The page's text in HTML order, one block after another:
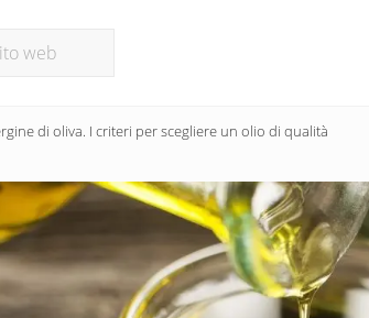
di oliva. I criteri per scegliere un olio di qualità